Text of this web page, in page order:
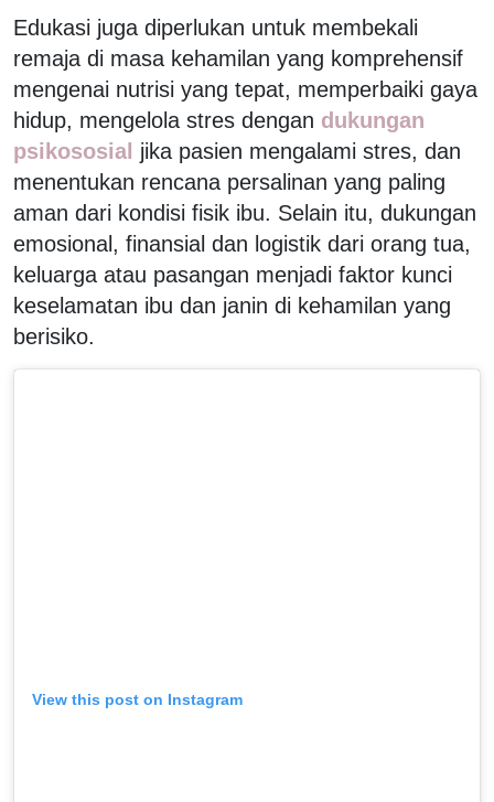
Edukasi juga diperlukan untuk membekali
remaja di masa kehamilan yang komprehensif
mengenai nutrisi yang tepat, memperbaiki gaya
hidup, mengelola stres dengan dukungan
psikososial jika pasien mengalami stres, dan
menentukan rencana persalinan yang paling
aman dari kondisi fisik ibu. Selain itu, dukungan
emosional, finansial dan logistik dari orang tua,
keluarga atau pasangan menjadi faktor kunci
keselamatan ibu dan janin di kehamilan yang
berisiko.
View this post on Instagram